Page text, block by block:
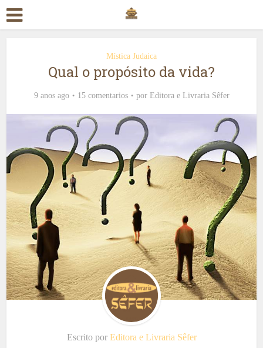
Mística Judaica
Qual o propósito da vida?
9 anos ago 15 comentarios por Editora e Livraria Sêfer
Escrito por Editora e Livraria Sêfer